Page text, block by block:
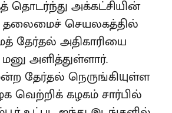
தொடர்ந்து அக்கட்சியின்
செயலகத்தில்
தேர்தல் அதிகாரியை
மனு அளித்துள்ளார்.
தேர்தல் நெருங்கியுள்ள
வெற்றிக் கழகம் சார்பில்